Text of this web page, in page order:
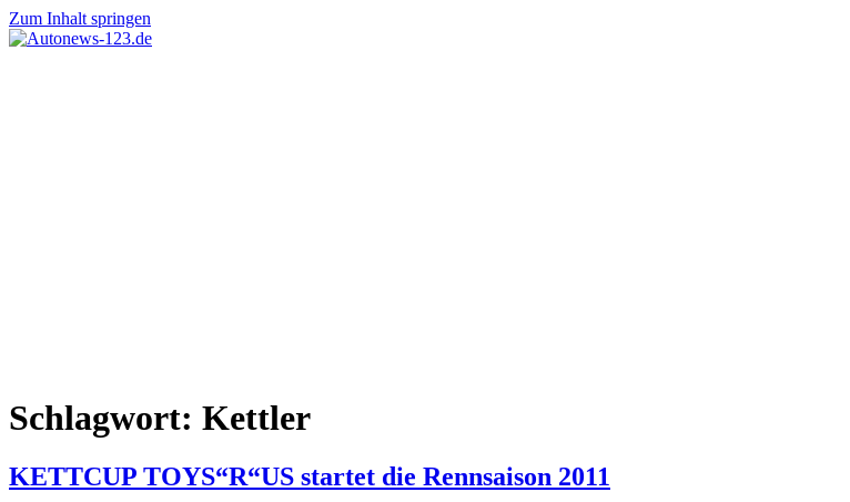
Zum Inhalt springen
Schlagwort: Kettler
KETTCUP TOYS“R“US startet die Rennsaison 2011